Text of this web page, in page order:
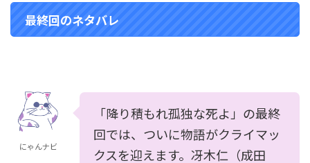
最終回のネタバレ
にゃんナビ
「降り積もれ孤独な死よ」の最終
回では、ついに物語がクライマッ
クスを迎えます。冴木仁（成田